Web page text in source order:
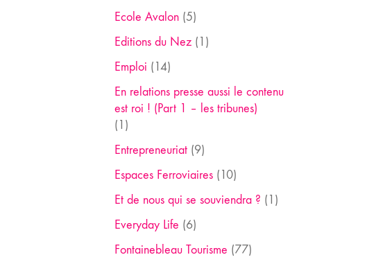
Ecole Avalon(5)
Editions du Nez(1)
Emploi (14)
En relations presse aussi le contenu
est roi ! (Part 1 – les tribunes)
(1)
Entrepreneuriat(9)
Espaces Ferroviaires(10)
Et de nous qui se souviendra ? (1)
Everyday Life (6)
Fontainebleau Tourisme (77)